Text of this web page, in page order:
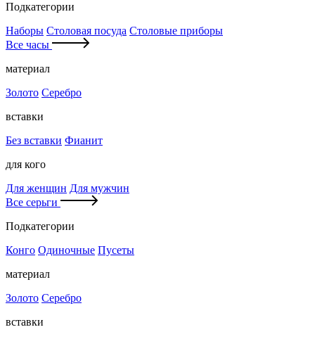
Подкатегории
Наборы Столовая посуда Столовые приборы
Все часы
материал
Золото Серебро
вставки
Без вставки Фианит
для кого
Для женщин Для мужчин
Все серьги
Подкатегории
Конго Одиночные Пусеты
материал
Золото Серебро
вставки